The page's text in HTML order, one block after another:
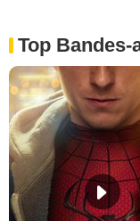
Top Bandes-